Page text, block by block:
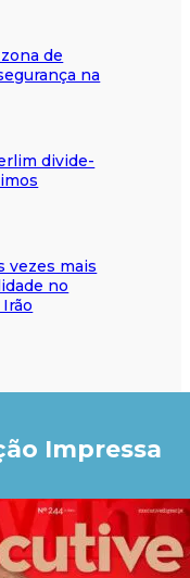
de
na
divide-
vezes mais
no
Impressa